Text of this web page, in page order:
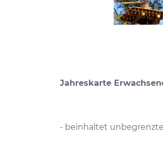
Jahreskarte
- beinhaltet